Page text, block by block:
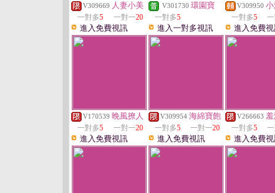
V309669 人妻小美
一對多5 一對一20
進入免費視訊
V301730 環園寶
一對多5
進入一對多視訊
V309950
一對多5
進入免費
V170539 晚風撩人
一對多5 一對一20
進入免費視訊
V309954 海綿寶飽
一對多5 一對一20
進入免費視訊
V266663
一對多5
進入免費